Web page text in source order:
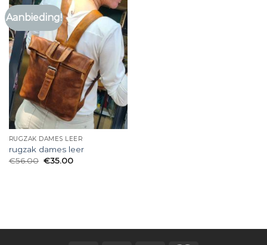
Aanbieding!
RUGZAK DAMES LEER
rugzak dames leer
€56.00 €35.00